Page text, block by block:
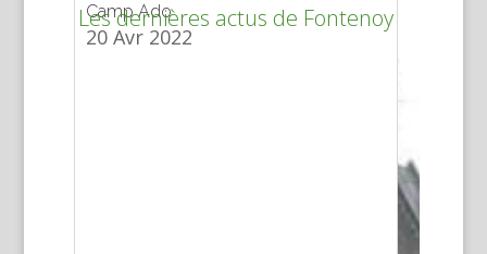
Camp Ado
20 Avr 2022